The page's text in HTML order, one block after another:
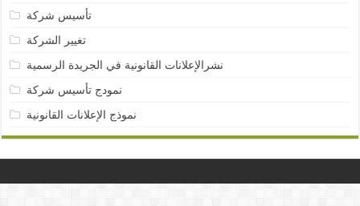
تأسيس شركة
تغيير الشركة
نشرالإعلانات القانونية في الجريدة الرسمية
نمودج تأسيس شركة
نموذج الإعلانات القانونية